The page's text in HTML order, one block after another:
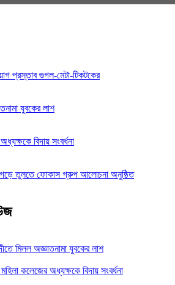
প্রস্তাব গুগল-মেটা-টিকটকের
যুবকের লাশ
বিদায় সংবর্ধনা
তুলতে ফোকাস গ্রুপ আলোচনা অনুষ্ঠিত
মিলল অজ্ঞাতনামা যুবকের লাশ
কলেজের অধ্যক্ষকে বিদায় সংবর্ধনা